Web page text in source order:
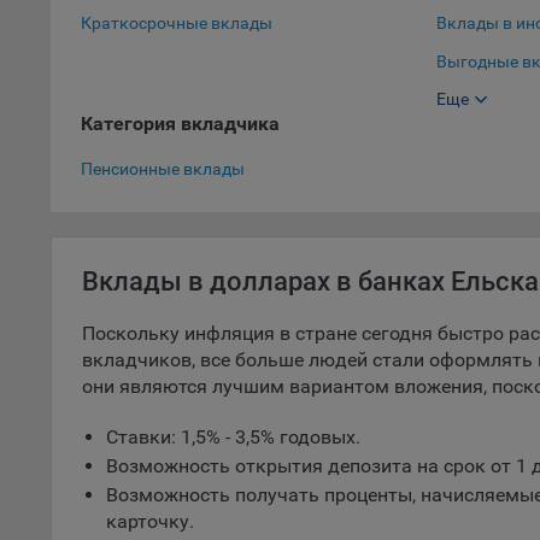
5.1.
может
9.2.
Краткосрочные вклады
Вклады в
Выгодные
Выгодные
Еще
Категория вкладчика
Пенсионные вклады
Вклады в долларах в банках Ельска
Поскольку инфляция в стране сегодня быстро
вкладчиков, все больше людей стали
они являются лучшим вариантом вложения,
Ставки: 1,5% - 3,5% годовых.
Возможность открытия депозита на срок от 1
Возможность получать проценты,
карточку.